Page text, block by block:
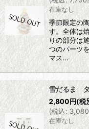
在庫なし
季節限定の
す。全体は
りの部分は
つのパーツ
マス…
雪だるま
2,800円(税
(税込: 3,080
在庫なし